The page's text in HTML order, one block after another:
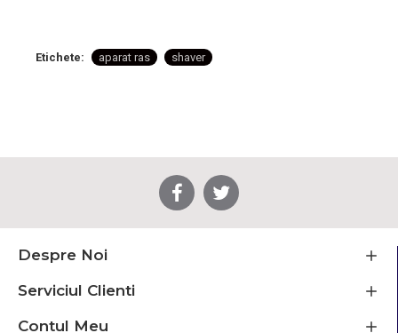
Etichete: aparat ras shaver
Despre Noi
Serviciul Clienti
Contul Meu